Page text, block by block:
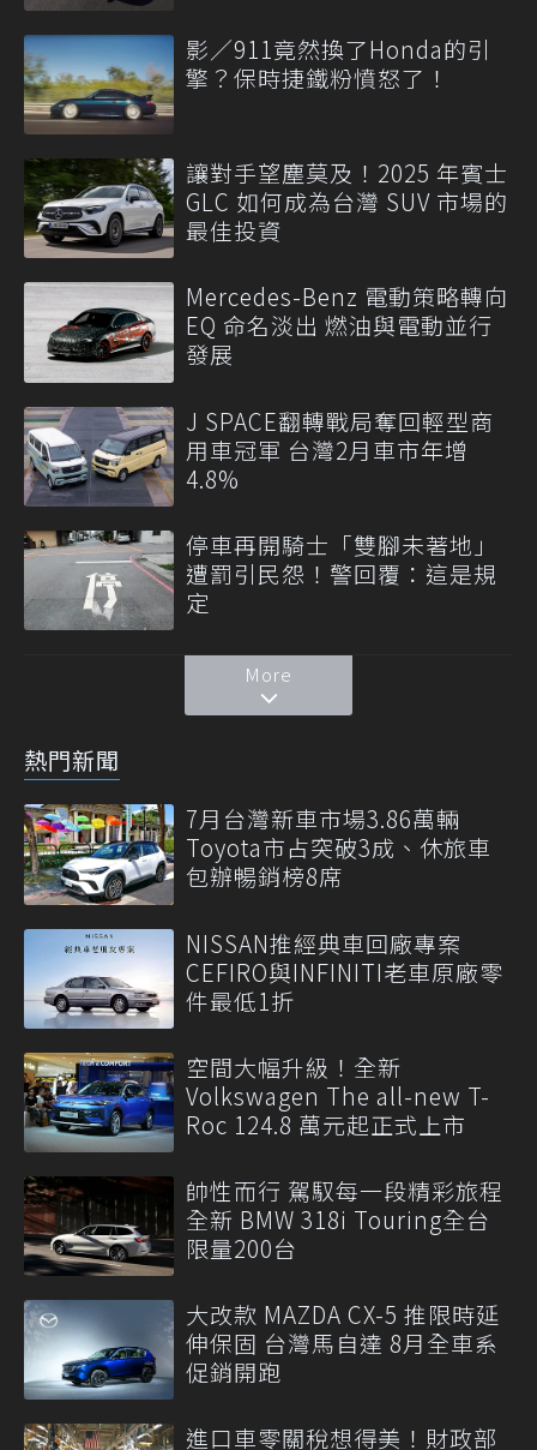
影／911竟然換了Honda的引
擎？保時捷鐵粉憤怒了！
讓對手望塵莫及！2025 年賓士
GLC 如何成為台灣 SUV 市場的
最佳投資
Mercedes-Benz 電動策略轉向
EQ 命名淡出 燃油與電動並行
發展
J SPACE翻轉戰局奪回輕型商
用車冠軍 台灣2月車市年增
4.8%
停車再開騎士「雙腳未著地」
遭罰引民怨！警回覆：這是規
定
More
熱門新聞
7月台灣新車市場3.86萬輛
Toyota市占突破3成、休旅車
包辦暢銷榜8席
NISSAN推經典車回廠專案
CEFIRO與INFINITI老車原廠零
件最低1折
空間大幅升級！全新
Volkswagen The all-new T-
Roc 124.8 萬元起正式上市
帥性而行 駕馭每一段精彩旅程
全新 BMW 318i Touring全台
限量200台
大改款 MAZDA CX-5 推限時延
伸保固 台灣馬自達 8月全車系
促銷開跑
進口車零關稅想得美！財政部